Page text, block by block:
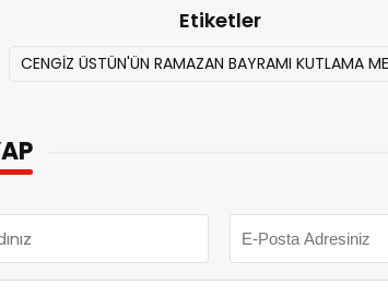
Etiketler
CENGİZ ÜSTÜN'ÜN RAMAZAN BAYRAMI KUTLAMA